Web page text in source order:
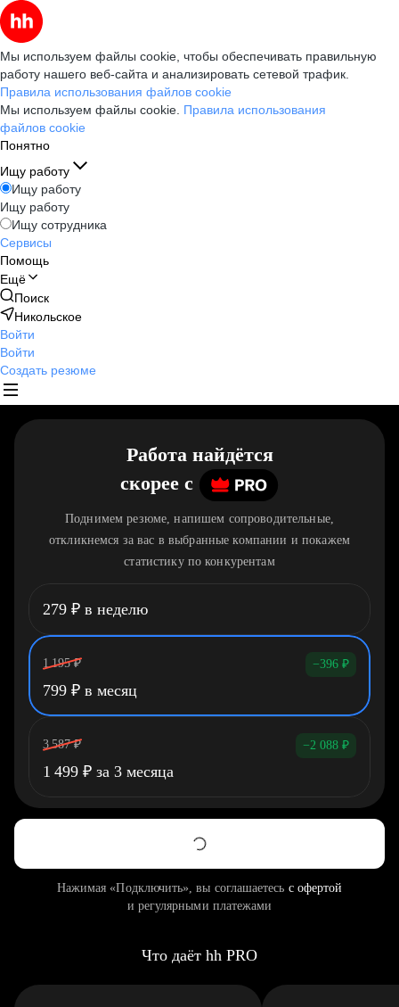
Мы используем файлы cookie, чтобы обеспечивать правильную
работу нашего веб-сайта и анализировать сетевой трафик.
Правила использования файлов cookie
Мы используем файлы cookie. Правила использования
файлов cookie
Понятно
Ищу работу
Ищу работу
Ищу работу
Ищу сотрудника
Сервисы
Помощь
Ещё
Поиск
Никольское
Войти
Войти
Создать резюме
Работа найдётся
скорее c
Поднимем резюме, напишем сопроводительные,
откликнемся за вас в выбранные компании и покажем
статистику по конкурентам
279 ₽ в неделю
1 195 ₽ −396 ₽
799 ₽ в месяц
3 587 ₽ −2 088 ₽
1 499 ₽ за 3 месяца
Нажимая «Подключить», вы соглашаетесь с офертой
и регулярными платежами
Что даёт hh PRO